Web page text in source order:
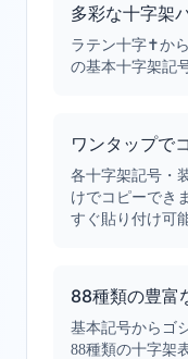
多彩な十字架
ラテン十字✝か
の基本十字架記
ワンタップで
各十字架記号・
けでコピーでき
すぐ貼り付け可
88種類の豊富
基本記号からゴ
88種類の十字架